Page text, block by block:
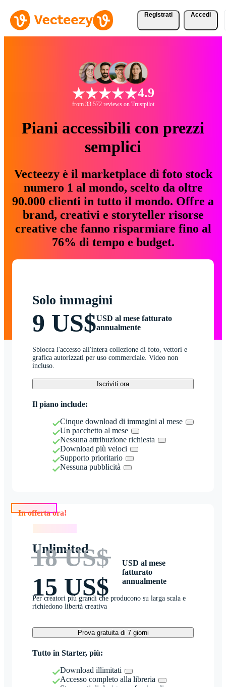
Registrati Accedi
4.9
from 33.572 reviews on Trustpilot
Piani accessibili con prezzi
semplici
Vecteezy è il marketplace di foto stock
numero 1 al mondo, scelto da oltre
90.000 clienti in tutto il mondo. Offre a
brand, creativi e storyteller risorse
creative che fanno risparmiare fino al
76% di tempo e budget.
Solo immagini
9 US$USD al mese fatturato
annualmente
Sblocca l'accesso all'intera collezione di foto, vettori e
grafica autorizzati per uso commerciale. Video non
incluso.
Iscriviti ora
Il piano include:
Cinque download di immagini al mese
Un pacchetto al mese
Nessuna attribuzione richiesta
Download più veloci
Supporto prioritario
Nessuna pubblicità
Unlimited
18 US$
15 US$
USD al mese
fatturato
annualmente
Per creatori più grandi che producono su larga scala e
richiedono libertà creativa
Prova gratuita di 7 giorni
Tutto in Starter, più:
Download illimitati
Accesso completo alla libreria